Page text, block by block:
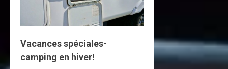
Vacances spéciales-
camping en hiver!